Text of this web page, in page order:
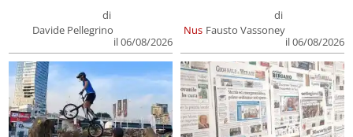
di
Davide Pellegrino
il 06/08/2026
Nus
di
Fausto Vassoney
il 06/08/2026